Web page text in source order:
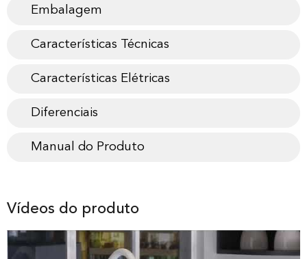
Embalagem
Características Técnicas
Características Elétricas
Diferenciais
Manual do Produto
Vídeos do produto